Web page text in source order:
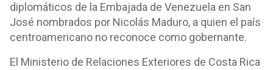
diplomáticos de la Embajada de Venezuela en San
José nombrados por Nicolás Maduro, a quien el país
centroamericano no reconoce como gobernante.
El Ministerio de Relaciones Exteriores de Costa Rica